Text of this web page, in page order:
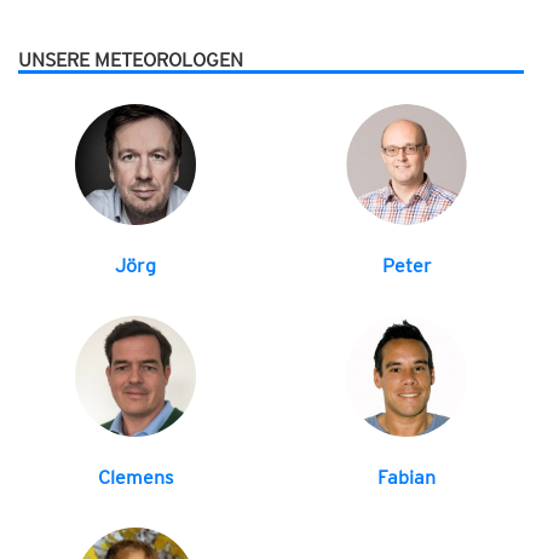
UNSERE METEOROLOGEN
Jörg Peter
Clemens Fabian